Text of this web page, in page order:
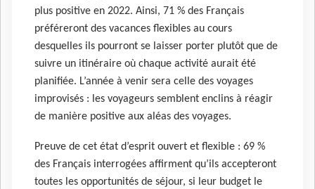
plus positive en 2022. Ainsi, 71 % des Français
préféreront des vacances flexibles au cours
desquelles ils pourront se laisser porter plutôt que de
suivre un itinéraire où chaque activité aurait été
planifiée. L’année à venir sera celle des voyages
improvisés : les voyageurs semblent enclins à réagir
de manière positive aux aléas des voyages.
Preuve de cet état d’esprit ouvert et flexible : 69 %
des Français interrogées affirment qu’ils accepteront
toutes les opportunités de séjour, si leur budget le